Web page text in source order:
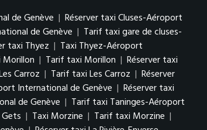
de Genève | Réserver taxi Cluses-Aéroport
de Genève | Tarif taxi gare de cluses-
taxi Thyez | Taxi Thyez-Aéroport
Morillon | Tarif taxi Morillon | Réserver taxi
Carroz | Tarif taxi Les Carroz | Réserver
International de Genève | Réserver taxi
de Genève | Tarif taxi Taninges-Aéroport
| Taxi Morzine | Tarif taxi Morzine |